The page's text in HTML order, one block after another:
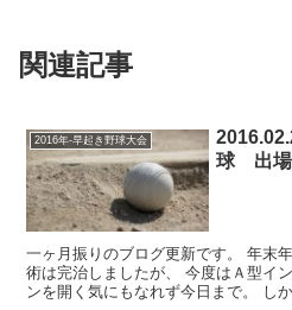
関連記事
2016年-早起き野球大会
球 出場
一ヶ月振りのブログ更新です。 年末
術は完治しましたが、 今度はＡ型イ
ンを開く気にもなれず今日まで。 し